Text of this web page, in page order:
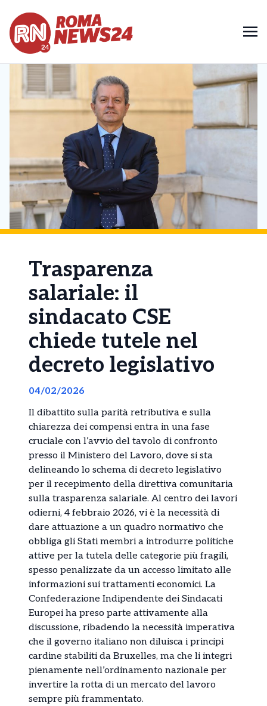
Trasparenza
salariale: il
sindacato CSE
chiede tutele nel
decreto legislativo
04/02/2026
Il dibattito sulla parità retributiva e sulla
chiarezza dei compensi entra in una fase
cruciale con l’avvio del tavolo di confronto
presso il Ministero del Lavoro, dove si sta
delineando lo schema di decreto legislativo
per il recepimento della direttiva comunitaria
sulla trasparenza salariale. Al centro dei lavori
odierni, 4 febbraio 2026, vi è la necessità di
dare attuazione a un quadro normativo che
obbliga gli Stati membri a introdurre politiche
attive per la tutela delle categorie più fragili,
spesso penalizzate da un accesso limitato alle
informazioni sui trattamenti economici. La
Confederazione Indipendente dei Sindacati
Europei ha preso parte attivamente alla
discussione, ribadendo la necessità imperativa
che il governo italiano non diluisca i principi
cardine stabiliti da Bruxelles, ma che li integri
pienamente nell’ordinamento nazionale per
invertire la rotta di un mercato del lavoro
sempre più frammentato.